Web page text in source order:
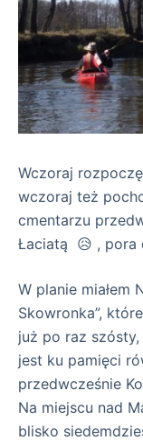
Wczoraj
wczoraj też
cmentarzu
Łaciatą 😥 , pora
W planie miałem
Skowronka”,
już po raz
jest ku pamięci
przedwcześnie
Na miejscu nad
blisko